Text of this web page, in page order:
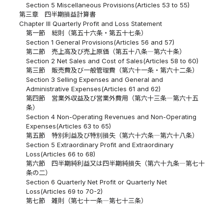
Section 5 Miscellaneous Provisions(Articles 53 to 55)
第三章 四半期損益計算書
Chapter III Quarterly Profit and Loss Statement
第一節 総則（第五十六条・第五十七条）
Section 1 General Provisions(Articles 56 and 57)
第二節 売上高及び売上原価（第五十八条―第六十条）
Section 2 Net Sales and Cost of Sales(Articles 58 to 60)
第三節 販売費及び一般管理費（第六十一条・第六十二条）
Section 3 Selling Expenses and General and
Administrative Expenses(Articles 61 and 62)
第四節 営業外収益及び営業外費用（第六十三条―第六十五
条）
Section 4 Non-Operating Revenues and Non-Operating
Expenses(Articles 63 to 65)
第五節 特別利益及び特別損失（第六十六条―第六十八条）
Section 5 Extraordinary Profit and Extraordinary
Loss(Articles 66 to 68)
第六節 四半期純利益又は四半期純損失（第六十九条―第七十
条の二）
Section 6 Quarterly Net Profit or Quarterly Net
Loss(Articles 69 to 70-2)
第七節 雑則（第七十一条―第七十三条）